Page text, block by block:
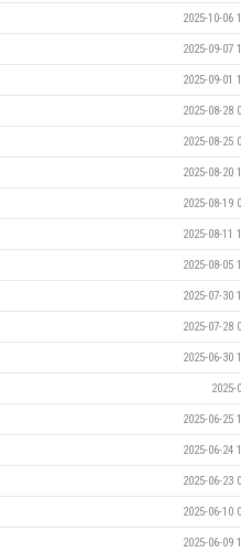
2025-10-06
2025-09-07
2025-09-01
2025-08-28
2025-08-25
2025-08-20
2025-08-19
2025-08-11
2025-08-05
2025-07-30
2025-07-28
2025-06-30
2025-
2025-06-25
2025-06-24
2025-06-23
2025-06-10
2025-06-09